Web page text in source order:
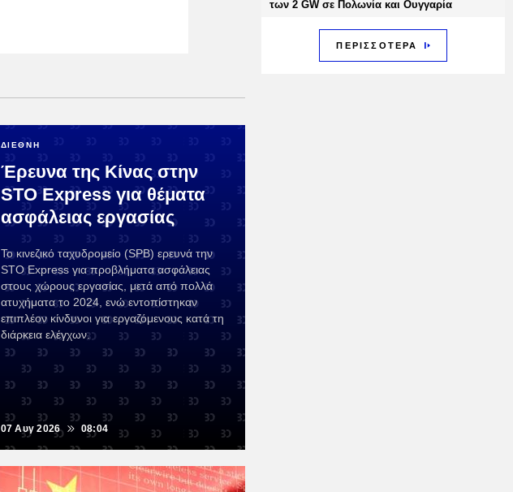
ΔΙΕΘΝΗ
Έρευνα της Κίνας στην
STO Express για θέματα
ασφάλειας εργασίας
Το κινεζικό ταχυδρομείο (SPB) ερευνά την
STO Express για προβλήματα ασφάλειας
στους χώρους εργασίας, μετά από πολλά
ατυχήματα το 2024, ενώ εντοπίστηκαν
επιπλέον κίνδυνοι για εργαζόμενους κατά τη
διάρκεια ελέγχων.
07 Αυγ 2026 08:04
των 2 GW σε Πολωνία και Ουγγαρία
ΠΕΡΙΣΣΟΤΕΡΑ